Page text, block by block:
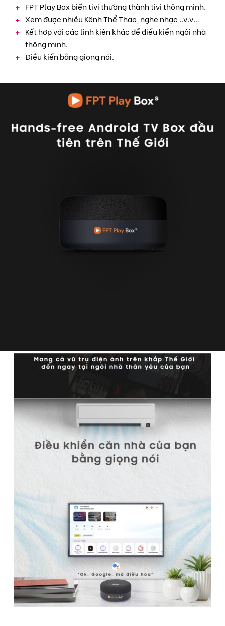
FPT Play Box biến tivi thường thành tivi thông minh.
Xem được nhiều Kênh Thể Thao, nghe nhạc ..v.v…
Kết hợp với các linh kiện khác để điểu kiển ngôi nhà
thông minh.
Điều kiển bằng giọng nói.